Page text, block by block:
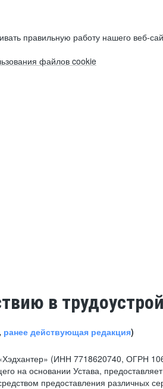
правильную работу нашего веб-
файлов cookie
в
ранее действующая редакция)
(ИНН 7718620740, ОГРН
на основании Устава,
предоставления различных